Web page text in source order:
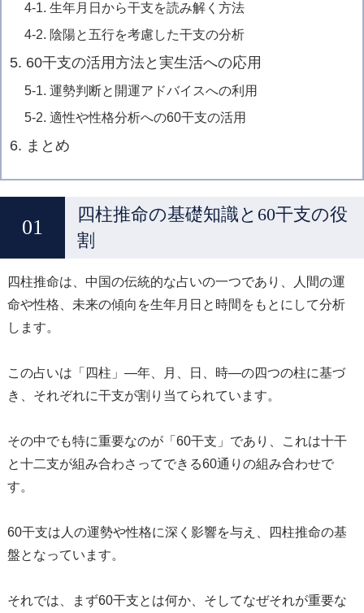
4-1. 生年月日から干支を読み解く方法
4-2. 陰陽と五行を考慮した干支の分析
5. 60干支の活用方法と実生活への応用
5-1. 運勢判断と開運アドバイスへの利用
5-2. 適性や性格分析への60干支の活用
6. まとめ
四柱推命の基礎知識と60干支の役
割
四柱推命は、中国の伝統的な占いの一つであり、人間の運
命や性格、未来の傾向を生年月日と時間をもとにして分析
します。
この占いは「四柱」—年、月、日、時—の四つの柱に基づ
き、それぞれに干支が割り当てられています。
その中でも特に重要なのが「60干支」であり、これは十干
と十二支が組み合わさってできる60通りの組み合わせで
す。
60干支は人の運勢や性格に深く影響を与え、四柱推命の基
盤となっています。
それでは、まず60干支とは何か、そしてなぜそれが重要な